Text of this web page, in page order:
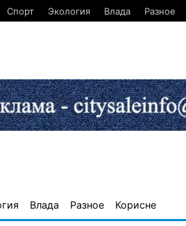
Спорт Экология Влада Разное
Влада Разное Корисне